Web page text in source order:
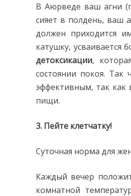
В Аюрведе ваш агни
сияет в полдень, ваш
должен приходится
катушку, усваивается
детоксикации,
состоянии покоя.
эффективным, так как
пищи.
3. Пейте клетчатку!
Суточная норма для
Каждый вечер
комнатной